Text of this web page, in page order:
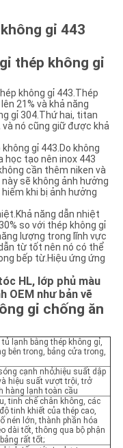
gỉ 443
thép không gỉ
không gỉ 443.Thép
21% và khả năng
gỉ 304.Thứ hai, titan
nó cũng giữ được khả
gỉ 443.Do không
học tạo nên inox 443
cần thêm niken và
sẽ không ảnh hưởng
khi bị ảnh hưởng
năng dẫn nhiệt
so với thép không gỉ
lượng trong lĩnh vực
từ tốt nên nó có thể
bếp từ.Hiệu ứng ứng
HL, lớp phủ màu
OEM như bản vẽ
gỉ chống ăn
lạnh bằng thép không gỉ,
bên trong, bảng cửa trong,
cạnh nhỏ;hiệu suất dập
hiệu suất vượt trội, trở
hàng lạnh toàn cầu
tinh chế chân không, các
tinh khiết của thép cao,
nén lớn, thành phần hóa
dài tốt, thông qua bộ phận
rất tốt;